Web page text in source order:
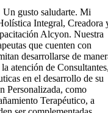
gusto saludarte. Mi
Integral, Creadora
Alcyon. Nuestra
que cuenten con
desarrollarse de
atención de
en el desarrollo de su
Personalizada, como
Terapéutico, a